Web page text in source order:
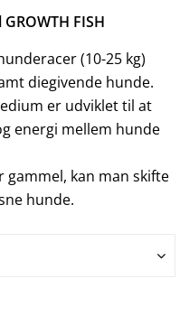
FISH
(10-25 kg)
diegivende hunde.
er udviklet til at
energi mellem hunde
gammel, kan man skifte
hunde.